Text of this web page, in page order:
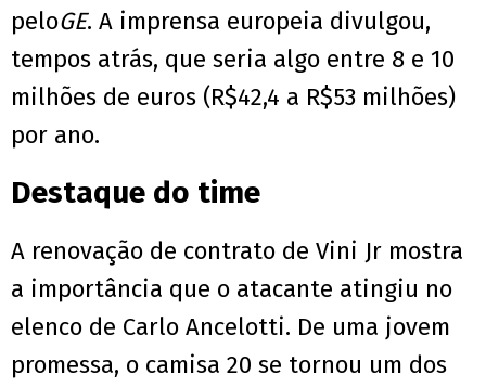
peloGE. A imprensa europeia divulgou,
tempos atrás, que seria algo entre 8 e 10
milhões de euros (R$42,4 a R$53 milhões)
por ano.
Destaque do time
A renovação de contrato de Vini Jr mostra
a importância que o atacante atingiu no
elenco de Carlo Ancelotti. De uma jovem
promessa, o camisa 20 se tornou um dos